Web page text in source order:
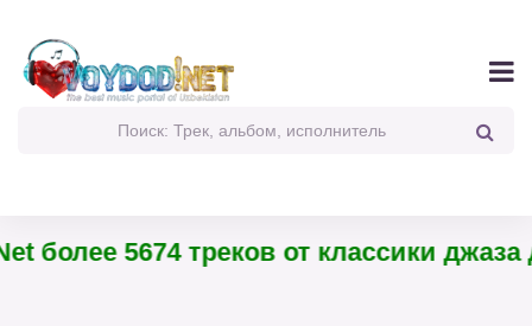
более 5674 треков от классики джаза